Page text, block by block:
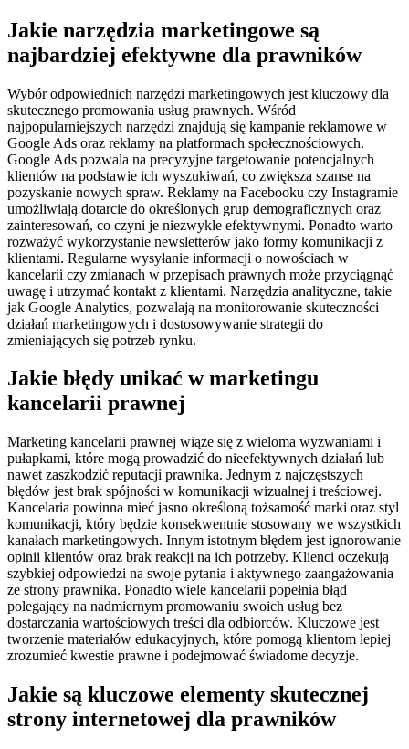
Jakie narzędzia marketingowe są
najbardziej efektywne dla prawników
Wybór odpowiednich narzędzi marketingowych jest kluczowy dla
skutecznego promowania usług prawnych. Wśród
najpopularniejszych narzędzi znajdują się kampanie reklamowe w
Google Ads oraz reklamy na platformach społecznościowych.
Google Ads pozwala na precyzyjne targetowanie potencjalnych
klientów na podstawie ich wyszukiwań, co zwiększa szanse na
pozyskanie nowych spraw. Reklamy na Facebooku czy Instagramie
umożliwiają dotarcie do określonych grup demograficznych oraz
zainteresowań, co czyni je niezwykle efektywnymi. Ponadto warto
rozważyć wykorzystanie newsletterów jako formy komunikacji z
klientami. Regularne wysyłanie informacji o nowościach w
kancelarii czy zmianach w przepisach prawnych może przyciągnąć
uwagę i utrzymać kontakt z klientami. Narzędzia analityczne, takie
jak Google Analytics, pozwalają na monitorowanie skuteczności
działań marketingowych i dostosowywanie strategii do
zmieniających się potrzeb rynku.
Jakie błędy unikać w marketingu
kancelarii prawnej
Marketing kancelarii prawnej wiąże się z wieloma wyzwaniami i
pułapkami, które mogą prowadzić do nieefektywnych działań lub
nawet zaszkodzić reputacji prawnika. Jednym z najczęstszych
błędów jest brak spójności w komunikacji wizualnej i treściowej.
Kancelaria powinna mieć jasno określoną tożsamość marki oraz styl
komunikacji, który będzie konsekwentnie stosowany we wszystkich
kanałach marketingowych. Innym istotnym błędem jest ignorowanie
opinii klientów oraz brak reakcji na ich potrzeby. Klienci oczekują
szybkiej odpowiedzi na swoje pytania i aktywnego zaangażowania
ze strony prawnika. Ponadto wiele kancelarii popełnia błąd
polegający na nadmiernym promowaniu swoich usług bez
dostarczania wartościowych treści dla odbiorców. Kluczowe jest
tworzenie materiałów edukacyjnych, które pomogą klientom lepiej
zrozumieć kwestie prawne i podejmować świadome decyzje.
Jakie są kluczowe elementy skutecznej
strony internetowej dla prawników